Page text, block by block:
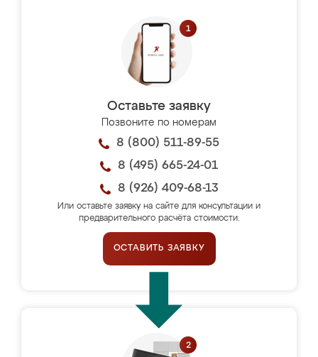
Оставьте заявку
Позвоните по номерам
8 (800) 511-89-55
8 (495) 665-24-01
8 (926) 409-68-13
Или оставьте заявку на сайте для консультации и
предварительного расчёта стоимости.
ОСТАВИТЬ ЗАЯВКУ